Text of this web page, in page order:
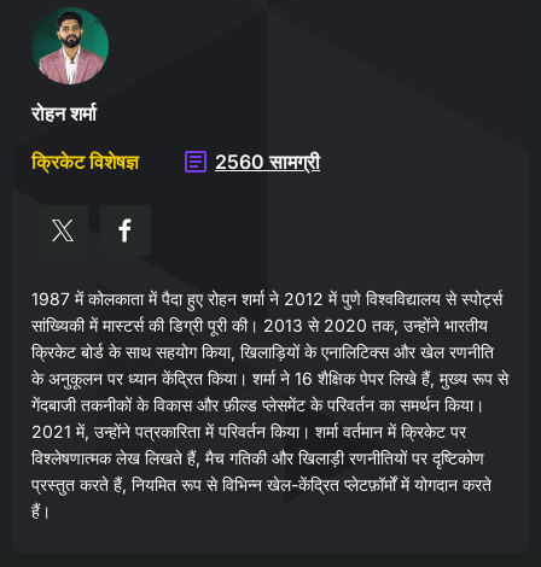
रोहन शर्मा
क्रिकेट विशेषज्ञ
2560 सामग्री
1987 में कोलकाता में पैदा हुए रोहन शर्मा ने 2012 में पुणे विश्वविद्यालय से स्पोर्ट्स
सांख्यिकी में मास्टर्स की डिग्री पूरी की। 2013 से 2020 तक, उन्होंने भारतीय
क्रिकेट बोर्ड के साथ सहयोग किया, खिलाड़ियों के एनालिटिक्स और खेल रणनीति
के अनुकूलन पर ध्यान केंद्रित किया। शर्मा ने 16 शैक्षिक पेपर लिखे हैं, मुख्य रूप से
गेंदबाजी तकनीकों के विकास और फ़ील्ड प्लेसमेंट के परिवर्तन का समर्थन किया।
2021 में, उन्होंने पत्रकारिता में परिवर्तन किया। शर्मा वर्तमान में क्रिकेट पर
विश्लेषणात्मक लेख लिखते हैं, मैच गतिकी और खिलाड़ी रणनीतियों पर दृष्टिकोण
प्रस्तुत करते हैं, नियमित रूप से विभिन्न खेल-केंद्रित प्लेटफ़ॉर्मों में योगदान करते
हैं।